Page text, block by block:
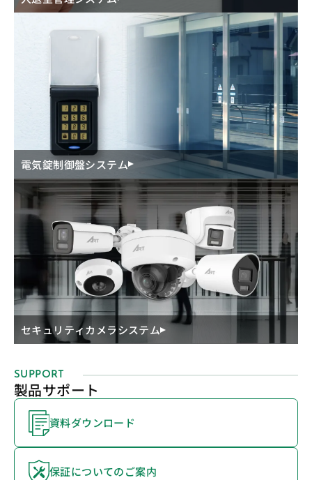
電気錠制御盤システム
セキュリティカメラシステム
SUPPORT
製品サポート
資料ダウンロード
保証についてのご案内